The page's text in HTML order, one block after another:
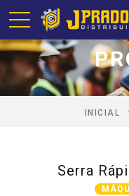
INICIAL
Serra